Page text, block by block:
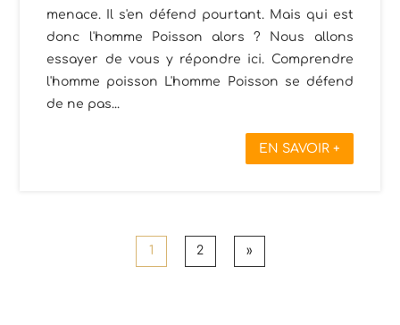
menace. Il s'en défend pourtant. Mais qui est
donc l'homme Poisson alors ? Nous allons
essayer de vous y répondre ici. Comprendre
l'homme poisson L'homme Poisson se défend
de ne pas...
EN SAVOIR +
1 2 »